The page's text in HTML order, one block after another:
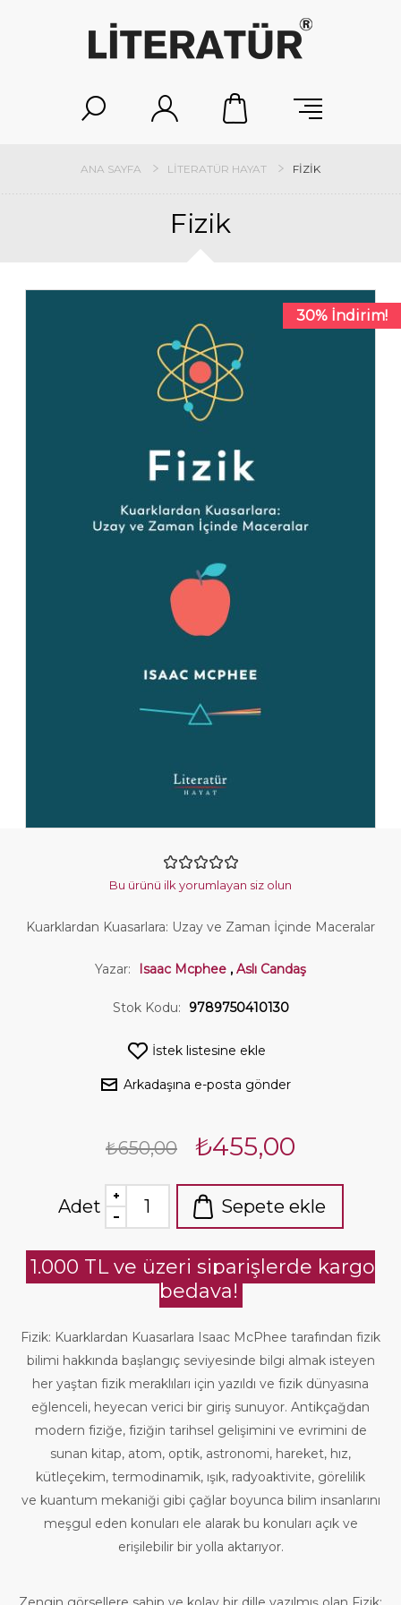
ANA SAYFA LITERATÜR HAYAT FIZIK
Fizik
30% İndirim!
Bu ürünü ilk yorumlayan siz olun
Kuarklardan Kuasarlara: Uzay ve Zaman İçinde Maceralar
Yazar: Isaac Mcphee , Aslı Candaş
Stok Kodu: 9789750410130
İstek listesine ekle
Arkadaşına e-posta gönder
₺650,00 ₺455,00
Adet Sepete ekle
1.000 TL ve üzeri siparişlerde kargo
bedava!
Fizik: Kuarklardan Kuasarlara Isaac McPhee tarafından fizik
bilimi hakkında başlangıç seviyesinde bilgi almak isteyen
her yaştan fizik meraklıları için yazıldı ve fizik dünyasına
eğlenceli, heyecan verici bir giriş sunuyor. Antikçağdan
modern fiziğe, fiziğin tarihsel gelişimini ve evrimini de
sunan kitap, atom, optik, astronomi, hareket, hız,
kütleçekim, termodinamik, ışık, radyoaktivite, görelilik
ve kuantum mekaniği gibi çağlar boyunca bilim insanlarını
meşgul eden konuları ele alarak bu konuları açık ve
erişilebilir bir yolla aktarıyor.